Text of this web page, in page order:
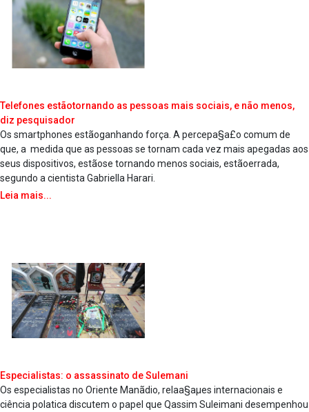
Telefones estãotornando as pessoas mais sociais, e não menos,
diz pesquisador
Os smartphones estãoganhando força. A percepa§a£o comum de
que, a medida que as pessoas se tornam cada vez mais apegadas aos
seus dispositivos, estãose tornando menos sociais, estãoerrada,
segundo a cientista Gabriella Harari.
Leia mais...
Especialistas: o assassinato de Sulemani
Os especialistas no Oriente Manãdio, relaa§aµes internacionais e
ciência pola­tica discutem o papel que Qassim Suleimani desempenhou